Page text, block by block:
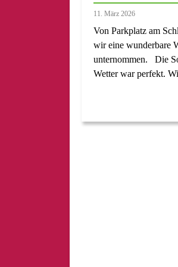
11. März 2026
Von Parkplatz am
wir eine wunderbare
unternommen. Die
Wetter war perfekt.